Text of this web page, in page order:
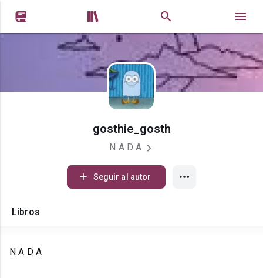
 
gosthie_gosth
N A D A
Seguir al autor
Libros
N A D A